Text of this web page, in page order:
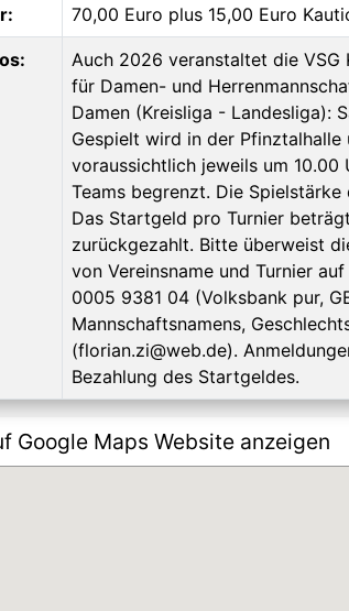
70,00 Euro plus 15,00 Euro
Auch 2026 veranstaltet die
für Damen- und
Damen (Kreisliga - Landesliga):
Gespielt wird in der
voraussichtlich jeweils um 10.00
Teams begrenzt. Die
Das Startgeld pro Turnier
zurückgezahlt. Bitte überweist
von Vereinsname und Turnier
0005 9381 04 (Volksbank pur,
Mannschaftsnamens,
(florian.zi@web.de).
Bezahlung des Startgeldes.
Google Maps Website anzeigen